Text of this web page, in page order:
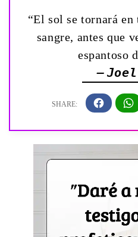
“El sol se tornará
sangre, antes que
espantoso
—